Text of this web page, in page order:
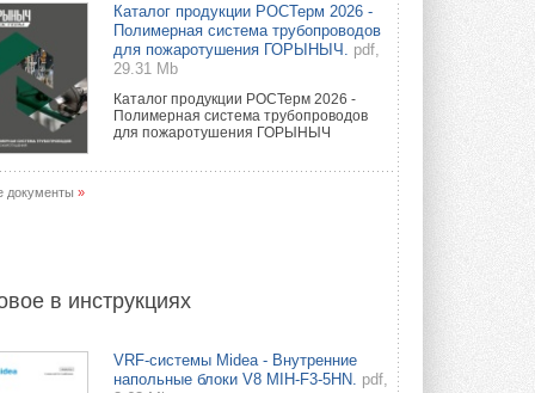
Каталог продукции РОСТерм 2026 -
Полимерная система трубопроводов
для пожаротушения ГОРЫНЫЧ.
pdf,
29.31 Mb
Каталог продукции РОСТерм 2026 -
Полимерная система трубопроводов
для пожаротушения ГОРЫНЫЧ
документы »
в инструкциях
VRF-системы Midea - Внутренние
напольные блоки V8 MIH-F3-5HN. pdf,